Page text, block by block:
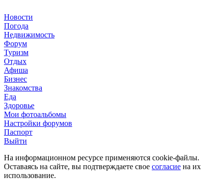
Новости
Погода
Недвижимость
Форум
Туризм
Отдых
Афиша
Бизнес
Знакомства
Еда
Здоровье
Мои фотоальбомы
Настройки форумов
Паспорт
Выйти
На информационном ресурсе применяются cookie-файлы.
Оставаясь на сайте, вы подтверждаете свое согласие на их
использование.